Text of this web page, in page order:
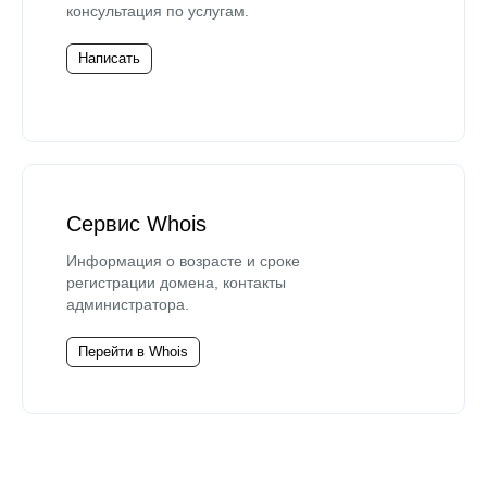
консультация по услугам.
Написать
Сервис Whois
Информация о возрасте и сроке
регистрации домена, контакты
администратора.
Перейти в Whois